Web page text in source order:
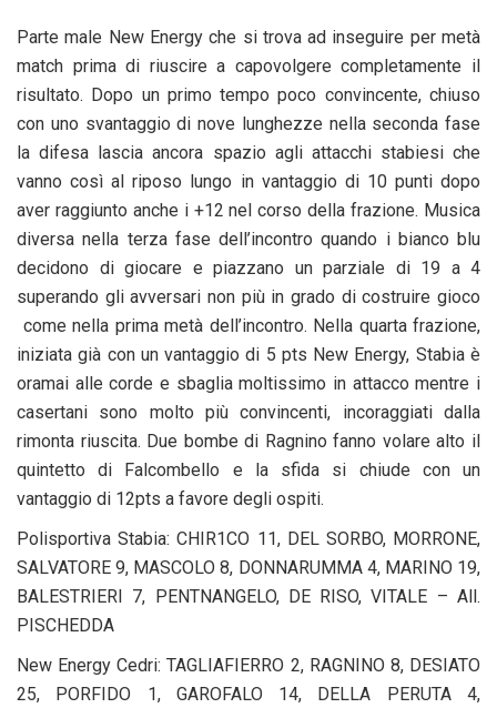
Parte male New Energy che si trova ad inseguire per metà
match prima di riuscire a capovolgere completamente il
risultato. Dopo un primo tempo poco convincente, chiuso
con uno svantaggio di nove lunghezze nella seconda fase
la difesa lascia ancora spazio agli attacchi stabiesi che
vanno così al riposo lungo in vantaggio di 10 punti dopo
aver raggiunto anche i +12 nel corso della frazione. Musica
diversa nella terza fase dell’incontro quando i bianco blu
decidono di giocare e piazzano un parziale di 19 a 4
superando gli avversari non più in grado di costruire gioco
come nella prima metà dell’incontro. Nella quarta frazione,
iniziata già con un vantaggio di 5 pts New Energy, Stabia è
oramai alle corde e sbaglia moltissimo in attacco mentre i
casertani sono molto più convincenti, incoraggiati dalla
rimonta riuscita. Due bombe di Ragnino fanno volare alto il
quintetto di Falcombello e la sfida si chiude con un
vantaggio di 12pts a favore degli ospiti.
Polisportiva Stabia: CHIR1CO 11, DEL SORBO, MORRONE,
SALVATORE 9, MASCOLO 8, DONNARUMMA 4, MARINO 19,
BALESTRIERI 7, PENTNANGELO, DE RISO, VITALE – All.
PISCHEDDA
New Energy Cedri: TAGLIAFIERRO 2, RAGNINO 8, DESIATO
25, PORFIDO 1, GAROFALO 14, DELLA PERUTA 4,